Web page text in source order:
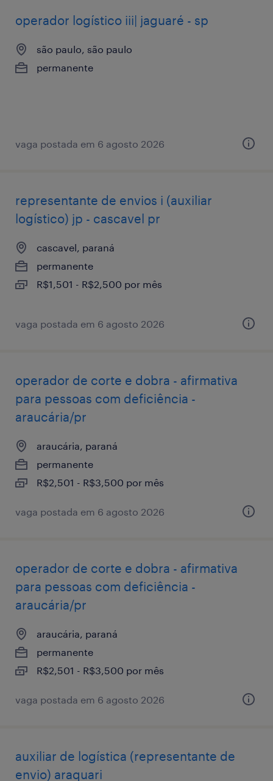
operador logístico iii| jaguaré - sp
são paulo, são paulo
permanente
vaga postada em 6 agosto 2026
representante de envios i (auxiliar
logístico) jp - cascavel pr
cascavel, paraná
permanente
R$1,501 - R$2,500 por mês
vaga postada em 6 agosto 2026
operador de corte e dobra - afirmativa
para pessoas com deficiência -
araucária/pr
araucária, paraná
permanente
R$2,501 - R$3,500 por mês
vaga postada em 6 agosto 2026
operador de corte e dobra - afirmativa
para pessoas com deficiência -
araucária/pr
araucária, paraná
permanente
R$2,501 - R$3,500 por mês
vaga postada em 6 agosto 2026
auxiliar de logística (representante de
envio) araquari